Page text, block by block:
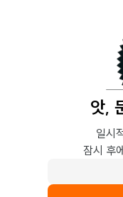
앗,
일시
잠시 후